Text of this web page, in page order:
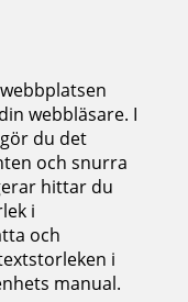
webbläsare. I
du det
och snurra
hittar du
i
och
i
manual.